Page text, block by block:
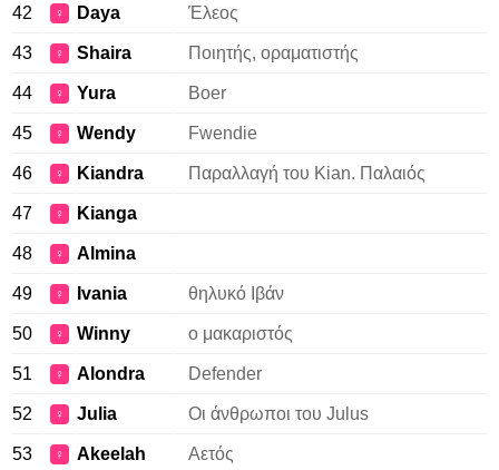
42 ♀ Daya Έλεος
43 ♀ Shaira Ποιητής, οραματιστής
44 ♀ Yura Boer
45 ♀ Wendy Fwendie
46 ♀ Kiandra Παραλλαγή του Kian. Παλαιός
47 ♀ Kianga
48 ♀ Almina
49 ♀ Ivania θηλυκό Ιβάν
50 ♀ Winny ο μακαριστός
51 ♀ Alondra Defender
52 ♀ Julia Οι άνθρωποι του Julus
53 ♀ Akeelah Αετός